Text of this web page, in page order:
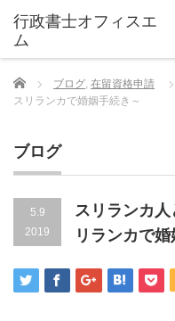
Home ブログ, 在留資格申請
スリランカで婚姻手続き～
ブログ
5.9
2019
スリランカ
リランカで